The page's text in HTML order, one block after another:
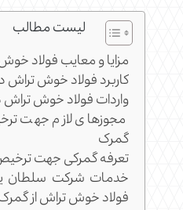
لیست مطالب
مزایا و معایب فولاد
کاربرد فولاد خوش تراش
واردات فولاد خوش تراش
مجوزهای لازم جهت
گمرک
تعرفه گمرکی جهت
خدمات شرکت سلطان
فولاد خوش تراش از